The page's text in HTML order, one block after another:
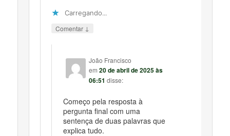
Carregando...
Comentar ↓
João Francisco
em 20 de abril de 2025 às
06:51 disse:
Começo pela resposta à
pergunta final com uma
sentença de duas palavras que
explica tudo.